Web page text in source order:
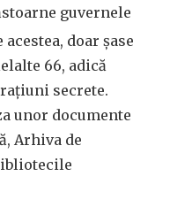
guvernele
acestea, doar șase
66, adică
secrete.
unor documente
Arhiva de